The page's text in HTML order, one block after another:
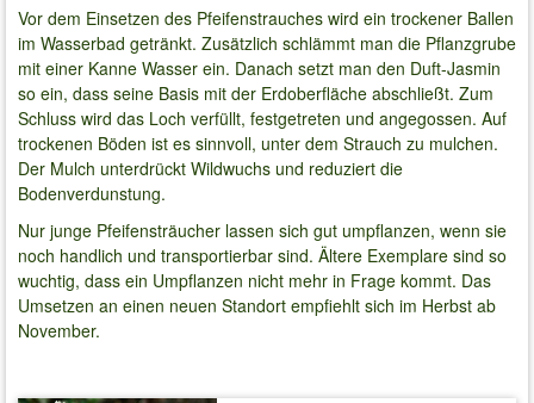
Vor dem Einsetzen des Pfeifenstrauches wird ein trockener Ballen
im Wasserbad getränkt. Zusätzlich schlämmt man die Pflanzgrube
mit einer Kanne Wasser ein. Danach setzt man den Duft-Jasmin
so ein, dass seine Basis mit der Erdoberfläche abschließt. Zum
Schluss wird das Loch verfüllt, festgetreten und angegossen. Auf
trockenen Böden ist es sinnvoll, unter dem Strauch zu mulchen.
Der Mulch unterdrückt Wildwuchs und reduziert die
Bodenverdunstung.
Nur junge Pfeifensträucher lassen sich gut umpflanzen, wenn sie
noch handlich und transportierbar sind. Ältere Exemplare sind so
wuchtig, dass ein Umpflanzen nicht mehr in Frage kommt. Das
Umsetzen an einen neuen Standort empfiehlt sich im Herbst ab
November.